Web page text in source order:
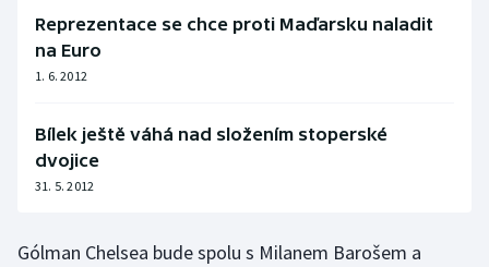
Motorsport
Parasport
Plavání
Plážový volejbal
Reprezentace se chce proti Maďarsku naladit
na Euro
1. 6. 2012
Bílek ještě váhá nad složením stoperské
dvojice
31. 5. 2012
Gólman Chelsea bude spolu s Milanem Barošem a